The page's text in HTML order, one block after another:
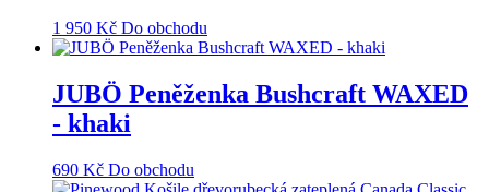
1 950 Kč Do obchodu
JUBÖ Peněženka Bushcraft WAXED
- khaki
690 Kč Do obchodu